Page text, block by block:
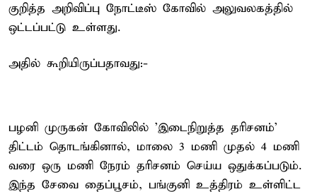
குறித்த அறிவிப்பு நோட்டீஸ் கோவில் அலுவலகத்தில்
ஒட்டப்பட்டு உள்ளது.
அதில் கூறியிருப்பதாவது:-
பழனி முருகன் கோவிலில் 'இடைநிறுத்த தரிசனம்'
திட்டம் தொடங்கினால், மாலை 3 மணி முதல் 4 மணி
வரை ஒரு மணி நேரம் தரிசனம் செய்ய ஒதுக்கப்படும்.
இந்த சேவை தைப்பூசம், பங்குனி உத்திரம் உள்ளிட்ட